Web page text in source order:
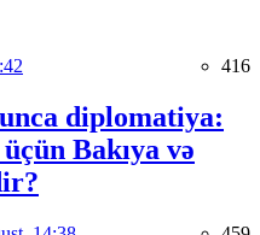
416
diplomatiya:
Bakıya və